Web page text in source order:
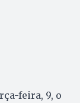
feira, 9, o